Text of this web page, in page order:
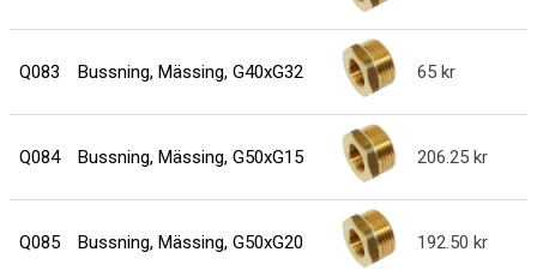
Q083 Bussning, Mässing, G40xG32 65
Q084 Bussning, Mässing, G50xG15 206.25
Q085 Bussning, Mässing, G50xG20 192.50